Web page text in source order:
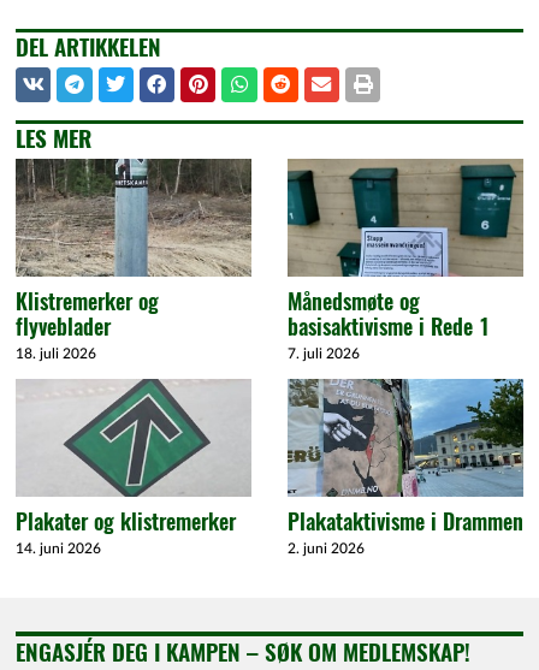
LES MER
Klistremerker og
flyveblader
18. juli 2026
Månedsmøte og
basisaktivisme i Rede 1
7. juli 2026
Plakater og klistremerker
14. juni 2026
Plakataktivisme i Drammen
2. juni 2026
DEL ARTIKKELEN
ENGASJÉR DEG I KAMPEN – SØK OM MEDLEMSKAP!